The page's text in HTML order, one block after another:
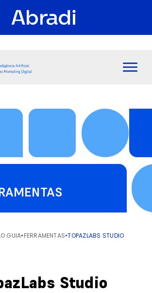
GUIA•FERRAMENTAS•TOPAZLABS STUDIO
Studio